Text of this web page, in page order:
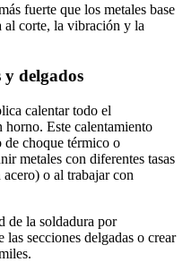
fuerte que los metales base
al corte, la vibración y la
delgados
calentar todo el
horno. Este calentamiento
choque térmico o
metales con diferentes tasas
o al trabajar con
de la soldadura por
secciones delgadas o crear